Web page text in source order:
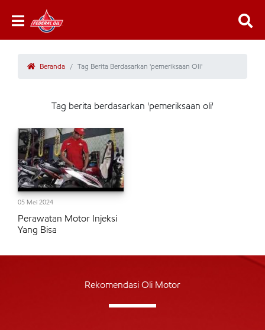
Beranda Tag Berita Berdasarkan 'pemeriksaan Oli'
Tag berita berdasarkan 'pemeriksaan oli'
05 Mei 2024
Perawatan Motor Injeksi
Yang Bisa
Rekomendasi Oli Motor